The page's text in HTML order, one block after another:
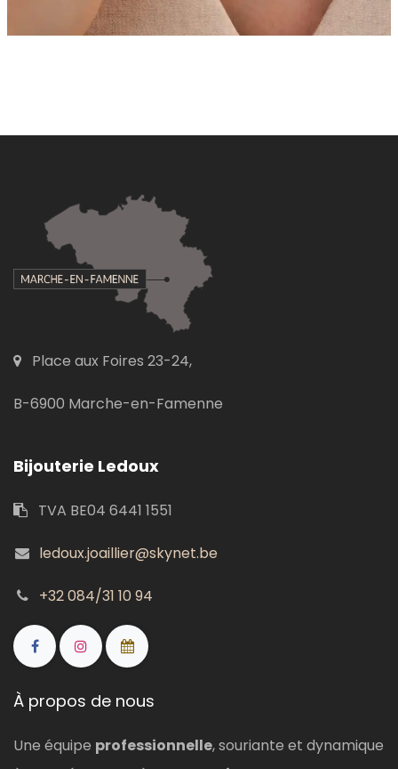
Place aux Foires 23-24,
B-6900 Marche-en-Famenne
Bijouterie Ledoux
TVA BE04 6441 1551
ledoux.joaillier@skynet.be
+32 084/31 10 94
À propos de nous
Une équipe professionnelle, souriante et dynamique